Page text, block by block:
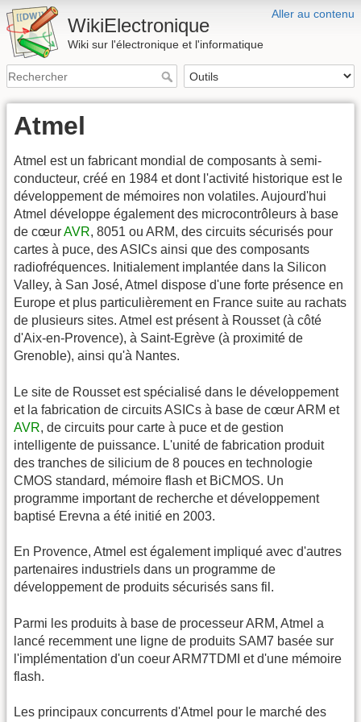
Aller au contenu
WikiElectronique
Wiki sur l'électronique et l'informatique
Atmel
Atmel est un fabricant mondial de composants à semi-
conducteur, créé en 1984 et dont l'activité historique est le
développement de mémoires non volatiles. Aujourd'hui
Atmel développe également des microcontrôleurs à base
de cœurAVR, 8051 ou ARM, des circuits sécurisés pour
cartes à puce, des ASICs ainsi que des composants
radiofréquences. Initialement implantée dans la Silicon
Valley, à San José, Atmel dispose d'une forte présence en
Europe et plus particulièrement en France suite au rachats
de plusieurs sites. Atmel est présent à Rousset (à côté
d'Aix-en-Provence), à Saint-Egrève (à proximité de
Grenoble), ainsi qu'à Nantes.
Le site de Rousset est spécialisé dans le développement
et la fabrication de circuits ASICs à base de cœur ARM et
AVR, de circuits pour carte à puce et de gestion
intelligente de puissance. L'unité de fabrication produit
des tranches de silicium de 8 pouces en technologie
CMOS standard, mémoire flash et BiCMOS. Un
programme important de recherche et développement
baptisé Erevna a été initié en 2003.
En Provence, Atmel est également impliqué avec d'autres
partenaires industriels dans un programme de
développement de produits sécurisés sans fil.
Parmi les produits à base de processeur ARM, Atmel a
lancé recemment une ligne de produits SAM7 basée sur
l'implémentation d'un coeur ARM7TDMI et d'une mémoire
flash.
Les principaux concurrents d'Atmel pour le marché des